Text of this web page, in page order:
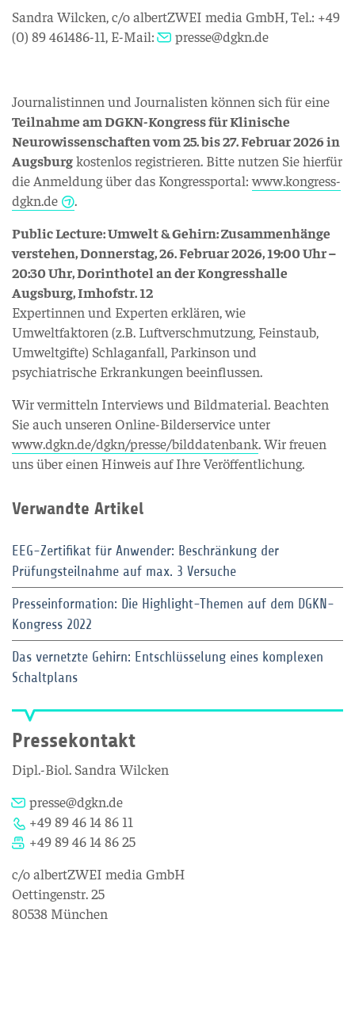
Sandra Wilcken, c/o albertZWEI media GmbH, Tel.: +49
(0) 89 461486-11, E-Mail:
presse@dgkn.de
Journalistinnen und Journalisten können sich für eine
Teilnahme am DGKN-Kongress für Klinische
Neurowissenschaften vom 25. bis 27. Februar 2026 in
Augsburgkostenlos registrieren. Bitte nutzen Sie hierfür
die Anmeldung über das Kongressportal:www.kongress-
dgkn.de
.
Public Lecture: Umwelt & Gehirn: Zusammenhänge
verstehen, Donnerstag, 26. Februar 2026, 19:00 Uhr –
20:30 Uhr, Dorinthotel an der Kongresshalle
Augsburg, Imhofstr. 12
Expertinnen und Experten erklären, wie
Umweltfaktoren (z.B. Luftverschmutzung, Feinstaub,
Umweltgifte) Schlaganfall, Parkinson und
psychiatrische Erkrankungen beeinflussen.
Wir vermitteln Interviews und Bildmaterial. Beachten
Sie auch unseren Online-Bilderservice unter
www.dgkn.de/dgkn/presse/bilddatenbank. Wir freuen
uns über einen Hinweis auf Ihre Veröffentlichung.
Verwandte Artikel
EEG-Zertifikat für Anwender: Beschränkung der
Prüfungsteilnahme auf max. 3 Versuche
Presseinformation: Die Highlight-Themen auf dem DGKN-
Kongress 2022
Das vernetzte Gehirn: Entschlüsselung eines komplexen
Schaltplans
Pressekontakt
Dipl.-Biol. Sandra Wilcken
presse@dgkn.de
+49 89 46 14 86 11
+49 89 46 14 86 25
c/o albertZWEI media GmbH
Oettingenstr. 25
80538 München